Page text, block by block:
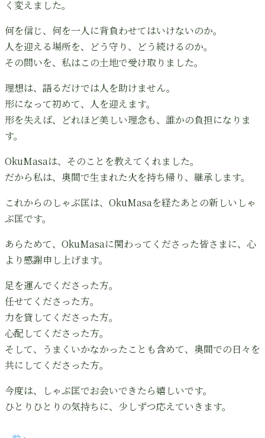
く変えました。
何を信じ、何を一人に背負わせてはいけないのか。
人を迎える場所を、どう守り、どう続けるのか。
その問いを、私はこの土地で受け取りました。
理想は、語るだけでは人を助けません。
形になって初めて、人を迎えます。
形を失えば、どれほど美しい理念も、誰かの負担になりま
す。
OkuMasaは、そのことを教えてくれました。
だから私は、奥間で生まれた火を持ち帰り、継承します。
これからのしゃぶ匡は、OkuMasaを経たあとの新しいしゃ
ぶ匡です。
あらためて、OkuMasaに関わってくださった皆さまに、心
より感謝申し上げます。
足を運んでくださった方。
任せてくださった方。
力を貸してくださった方。
心配してくださった方。
そして、うまくいかなかったことも含めて、奥間での日々を
共にしてくださった方。
今度は、しゃぶ匡でお会いできたら嬉しいです。
ひとりひとりの気持ちに、少しずつ応えていきます。